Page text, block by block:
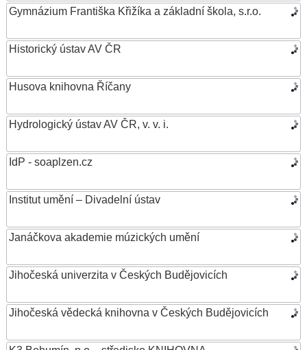
Gymnázium Františka Křižíka a základní škola, s.r.o.
Historický ústav AV ČR
Husova knihovna Říčany
Hydrologický ústav AV ČR, v. v. i.
IdP - soaplzen.cz
Institut umění – Divadelní ústav
Janáčkova akademie múzických umění
Jihočeská univerzita v Českých Budějovicích
Jihočeská vědecká knihovna v Českých Budějovicích